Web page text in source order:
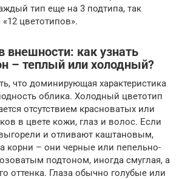
тип еще на 3 подтипа, так
цветотипов».
внешности: как узнать
– теплый или холодный?
что доминирующая характеристика
облика. Холодный цветотип
отсутствием красноватых или
в цвете кожи, глаз и волос. Если
и отливают каштановым,
корни – они черные или пепельно-
подтоном, иногда смуглая, а
оттенка. Глаза обычно голубые или